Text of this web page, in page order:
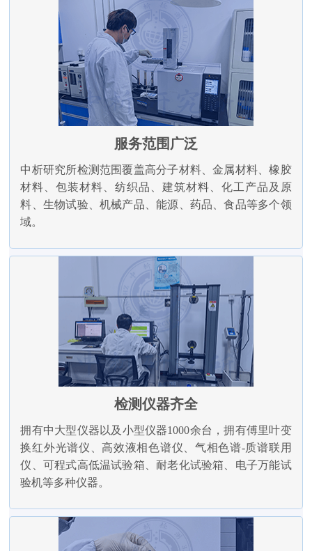
服务范围广泛
中析研究所检测范围覆盖高分子材料、金属材料、橡胶
材料、包装材料、纺织品、建筑材料、化工产品及原
料、生物试验、机械产品、能源、药品、食品等多个领
域。
检测仪器齐全
拥有中大型仪器以及小型仪器1000余台，拥有傅里叶变
换红外光谱仪、高效液相色谱仪、气相色谱-质谱联用
仪、可程式高低温试验箱、耐老化试验箱、电子万能试
验机等多种仪器。